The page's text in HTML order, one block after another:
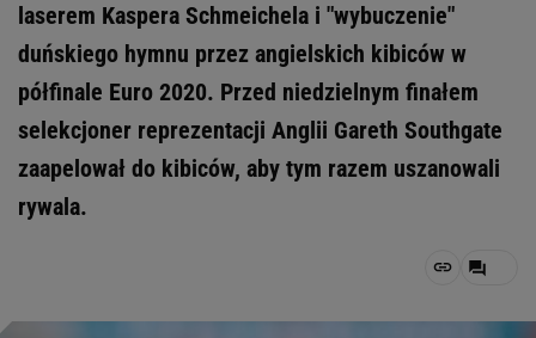
laserem Kaspera Schmeichela i "wybuczenie"
duńskiego hymnu przez angielskich kibiców w
półfinale Euro 2020. Przed niedzielnym finałem
selekcjoner reprezentacji Anglii Gareth Southgate
zaapelował do kibiców, aby tym razem uszanowali
rywala.